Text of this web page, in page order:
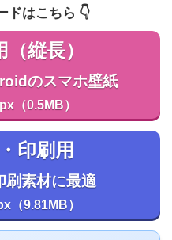
ドはこちら 👇️
縦長）
のスマホ壁紙
（0.5MB）
印刷用
刷素材に最適
（9.81MB）